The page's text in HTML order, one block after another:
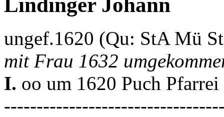
ungef.1620 (Qu: StA Mü
mit Frau 1632
I. oo um 1620 Puch Pfarrei